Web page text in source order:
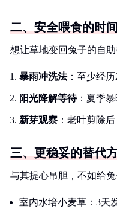
二、安全喂食的时
想让草地变回兔子的自
暴雨冲洗法：至少经历
阳光降解等待：夏季暴
新芽观察 ：老叶剪除
三、更稳妥的替代
与其提心吊胆，不如给兔
室内水培小麦草：3天